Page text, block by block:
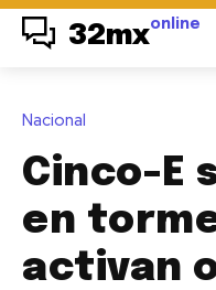
32mxonline
Nacional
Cinco-E
en
activan